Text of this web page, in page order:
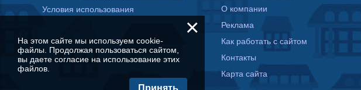
Условия использования
О компании
Реклама
Как работать с сайтом
Контакты
Карта сайта
×
На этом сайте мы используем cookie-
файлы. Продолжая пользоваться сайтом,
вы даете согласие на использование этих
файлов.
Принять